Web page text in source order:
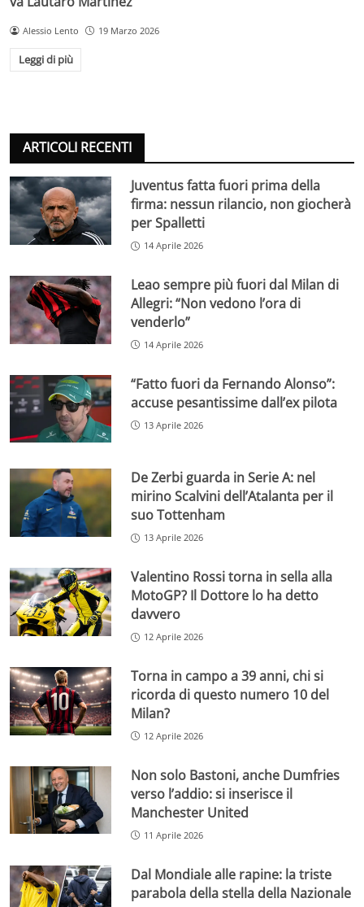
Alessio Lento 19 Marzo 2026
Leggi di più
ARTICOLI RECENTI
Juventus fatta fuori prima della
firma: nessun rilancio, non giocherà
per Spalletti
14 Aprile 2026
Leao sempre più fuori dal Milan di
Allegri: “Non vedono l’ora di
venderlo”
14 Aprile 2026
“Fatto fuori da Fernando Alonso”:
accuse pesantissime dall’ex pilota
13 Aprile 2026
De Zerbi guarda in Serie A: nel
mirino Scalvini dell’Atalanta per il
suo Tottenham
13 Aprile 2026
Valentino Rossi torna in sella alla
MotoGP? Il Dottore lo ha detto
davvero
12 Aprile 2026
Torna in campo a 39 anni, chi si
ricorda di questo numero 10 del
Milan?
12 Aprile 2026
Non solo Bastoni, anche Dumfries
verso l’addio: si inserisce il
Manchester United
11 Aprile 2026
Dal Mondiale alle rapine: la triste
parabola della stella della Nazionale